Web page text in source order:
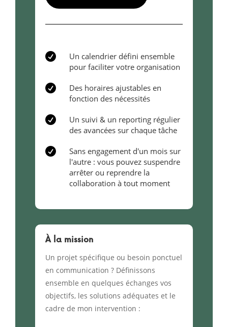

Un calendrier défini ensemble
pour faciliter votre organisation

Des horaires ajustables en
fonction des nécessités

Un suivi & un reporting régulier
des avancées sur chaque tâche

Sans engagement d'un mois sur
l'autre : vous pouvez suspendre
arrêter ou reprendre la
collaboration à tout moment
À la mission
Un projet spécifique ou besoin ponctuel
en communication ? Définissons
ensemble en quelques échanges vos
objectifs, les solutions adéquates et le
cadre de mon intervention :